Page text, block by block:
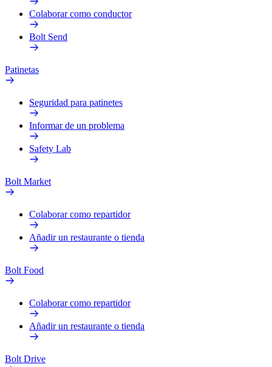
Colaborar como conductor
Bolt Send
Patinetas
Seguridad para patinetes
Informar de un problema
Safety Lab
Bolt Market
Colaborar como repartidor
Añadir un restaurante o tienda
Bolt Food
Colaborar como repartidor
Añadir un restaurante o tienda
Bolt Drive